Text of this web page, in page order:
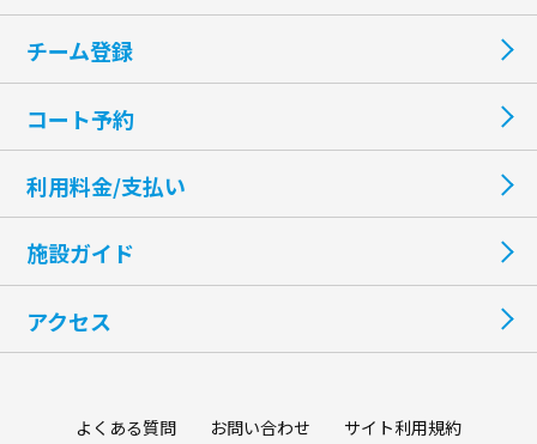
よくある質問 お問い合わせ サイト利用規約
チーム登録
コート予約
利用料金/支払い
施設ガイド
アクセス